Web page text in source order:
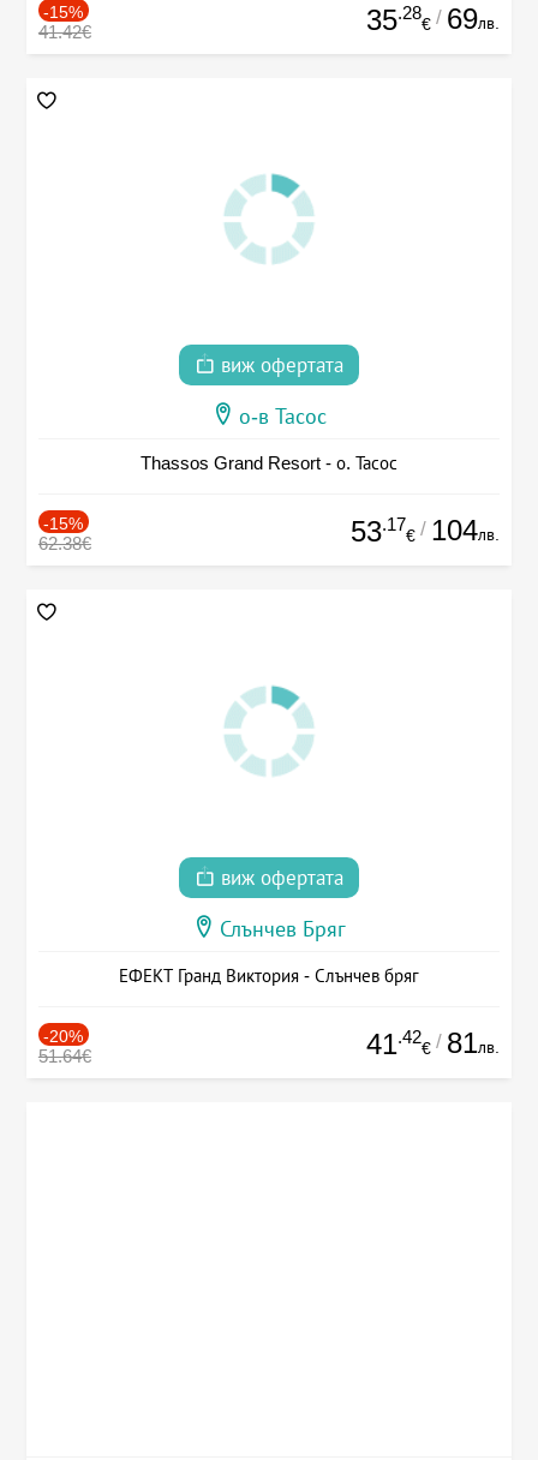
-15%
41.42€ 35.28
€ / 69лв.
виж офертата
о-в Тасос
Thassos Grand Resort - о. Тасос
-15%
62.38€ 53.17
€ / 104лв.
виж офертата
Слънчев Бряг
ЕФЕКТ Гранд Виктория - Слънчев бряг
-20%
51.64€ 41.42
€ / 81лв.